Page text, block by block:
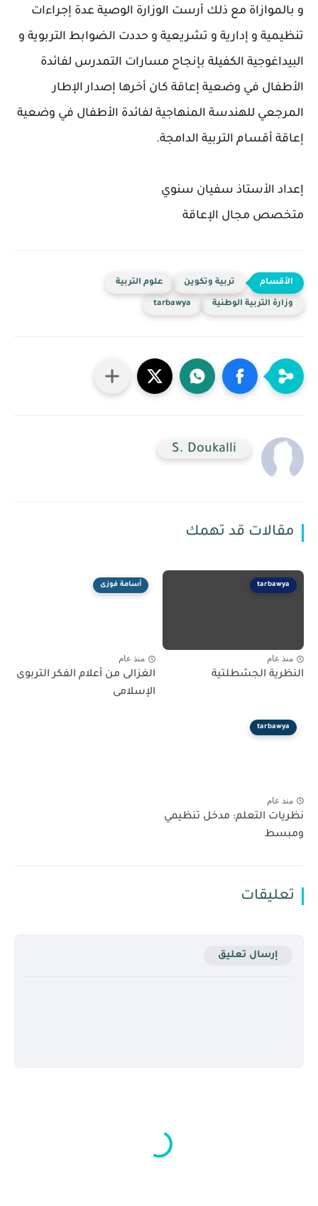
و بالموازاة مع ذلك أرست الوزارة الوصية عدة إجراءات
تنظيمية و إدارية و تشريعية و حددت الضوابط التربوية و
البيداغوجية الكفيلة بإنجاح مسارات التمدرس لفائدة
الأطفال في وضعية إعاقة كان أخرها إصدار الإطار
المرجعي للهندسة المنهاجية لفائدة الأطفال في وضعية
إعاقة أقسام التربية الدامجة.
إعداد الأستاذ سفيان سنوي
متخصص مجال الإعاقة
تربية وتكوين علوم التربية
وزارة التربية الوطنية tarbawya
S. Doukalli
مقالات قد تهمك
tarbawya
منذ عام
النظرية الجشطلتية
أسامة فوزى
منذ عام
الغزالى من أعلام الفكر التربوى
الإسلامى
tarbawya
منذ عام
نظريات التعلم: مدخل تنظيمي
ومبسط
تعليقات
إرسال تعليق